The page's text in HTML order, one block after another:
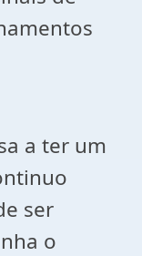
a ter um
ser
o